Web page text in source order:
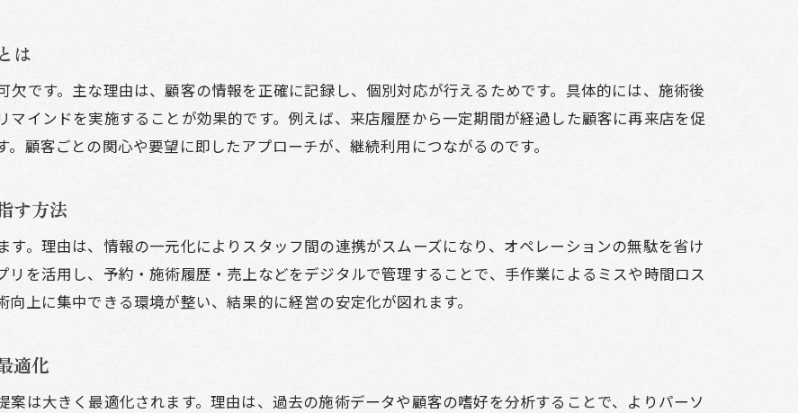
美容室向け顧客管理ソフトの選定ポイントとは
ランキングで選ぶ美容室顧客管理ソフトの特徴
美容室のコスト削減に役立つ顧客管理ソフト活用法
美容室で失敗しない顧客管理ソフト導入ガイド
個人サロンでも安心の顧客管理エクセル活用術
美容室の顧客管理エクセル無料活用の基本手順
個人サロンに最適な顧客管理エクセルの作り方
無料テンプレートで始める美容室顧客管理のコツ
エクセル管理で美容室の顧客情報を安全に守る
は
です。主な理由は、顧客の情報を正確に記録し、個別対応が行えるためです。具体的には、施術後
インドを実施することが効果的です。例えば、来店履歴から一定期間が経過した顧客に再来店を促
顧客ごとの関心や要望に即したアプローチが、継続利用につながるのです。
す方法
。理由は、情報の一元化によりスタッフ間の連携がスムーズになり、オペレーションの無駄を省け
を活用し、予約・施術履歴・売上などをデジタルで管理することで、手作業によるミスや時間ロス
上に集中できる環境が整い、結果的に経営の安定化が図れます。
適化
は大きく最適化されます。理由は、過去の施術データや顧客の嗜好を分析することで、よりパーソ